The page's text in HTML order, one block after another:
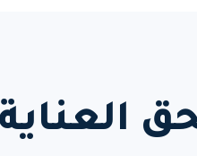
العناية